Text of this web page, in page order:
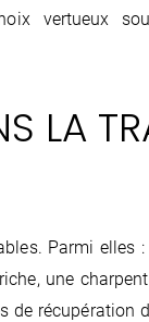
vertueux
LA
Parmi elles
une
de récupération